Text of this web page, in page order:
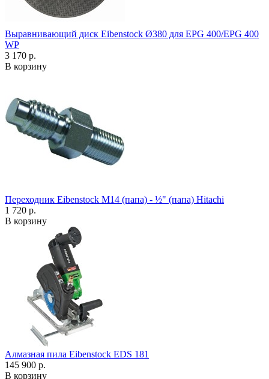
Выравнивающий диск Eibenstock Ø380 для EPG 400/EPG 400
WP
3 170 р.
В корзину
Переходник Eibenstock M14 (папа) - ½" (папа) Hitachi
1 720 р.
В корзину
Алмазная пила Eibenstock EDS 181
145 900 р.
В корзину